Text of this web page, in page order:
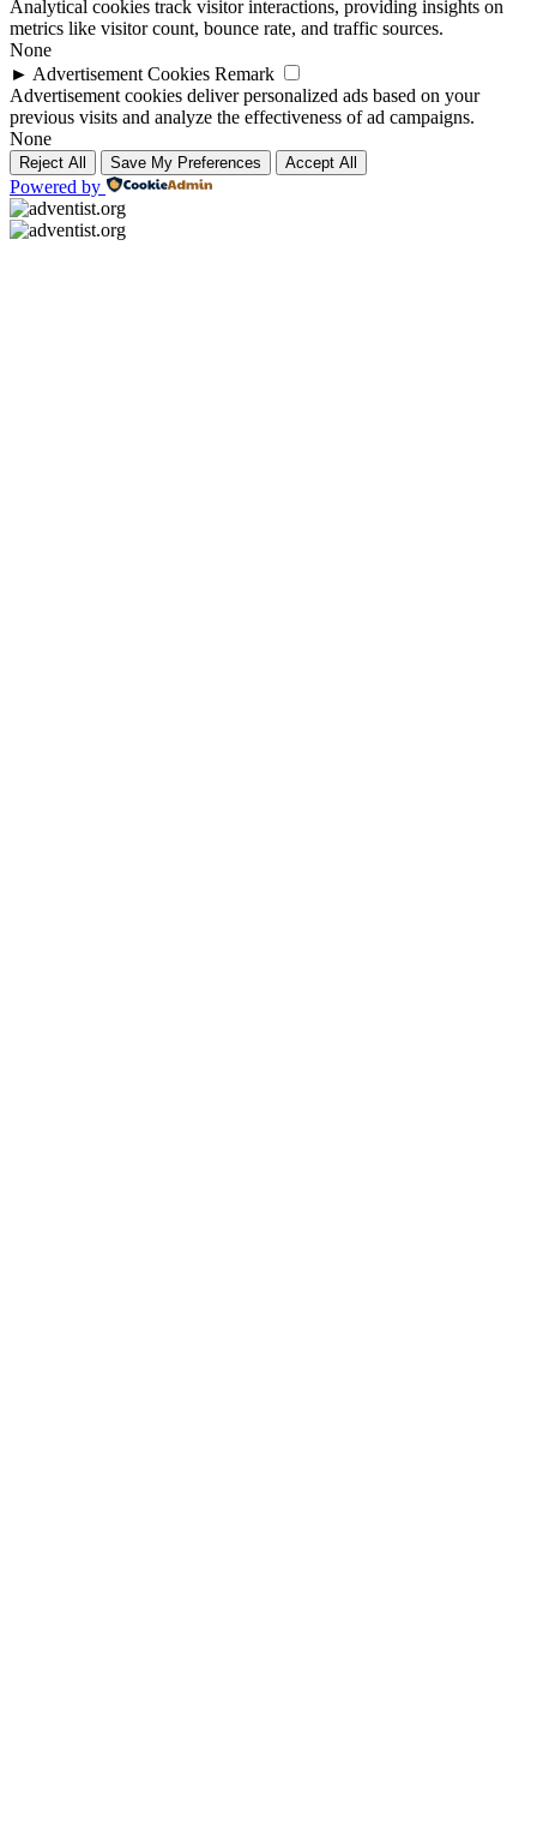
Analytical cookies track visitor interactions, providing insights on
metrics like visitor count, bounce rate, and traffic sources.
None
► Advertisement Cookies Remark
Advertisement cookies deliver personalized ads based on your
previous visits and analyze the effectiveness of ad campaigns.
None
Reject All Save My Preferences Accept All
Powered by